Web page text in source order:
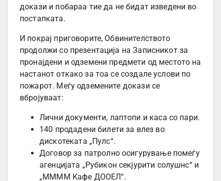
докази и побараа тие да не бидат изведени во
постапката.
И покрај приговорите, Обвинителството
продолжи со презентација на Записникот за
пронајдени и одземени предмети од местото на
настанот откако за тоа се создале услови по
пожарот. Меѓу одземените докази се
вбројуваат:
Лични документи, лаптопи и каса со пари.
140 продадени билети за влез во
дискотеката „Пулс“.
Договор за патролно осигурување помеѓу
агенцијата „Рубикон секјурити солушнс“ и
„ММММ Кафе ДООЕЛ“.